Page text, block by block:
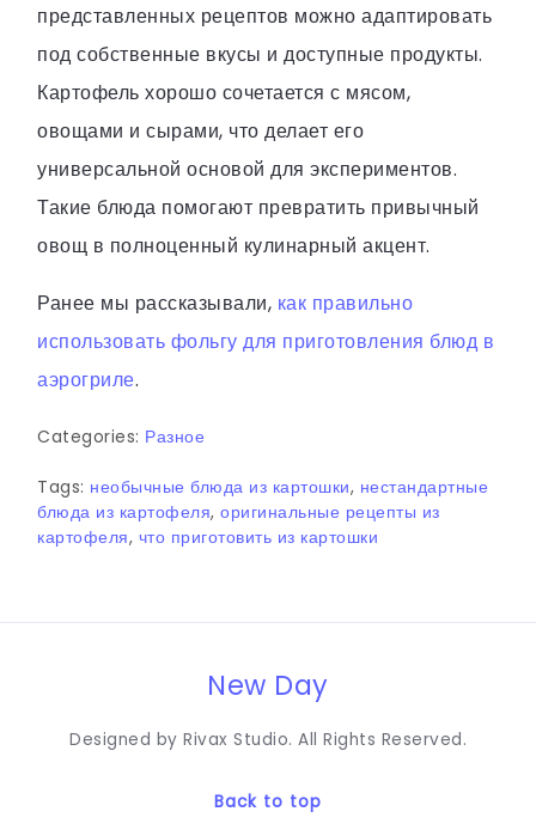
представленных рецептов можно адаптировать
под собственные вкусы и доступные продукты.
Картофель хорошо сочетается с мясом,
овощами и сырами, что делает его
универсальной основой для экспериментов.
Такие блюда помогают превратить привычный
овощ в полноценный кулинарный акцент.
Ранее мы рассказывали, как правильно
использовать фольгу для приготовления блюд в
аэрогриле.
Categories: Разное
Tags: необычные блюда из картошки, нестандартные
блюда из картофеля, оригинальные рецепты из
картофеля, что приготовить из картошки
New Day
Designed by Rivax Studio. All Rights Reserved.
Back to top